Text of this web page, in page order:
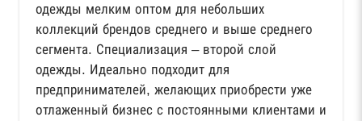
одежды мелким оптом для небольших
коллекций брендов среднего и выше среднего
сегмента. Специализация – второй слой
одежды. Идеально подходит для
предпринимателей, желающих приобрести уже
отлаженный бизнес с постоянными клиентами и